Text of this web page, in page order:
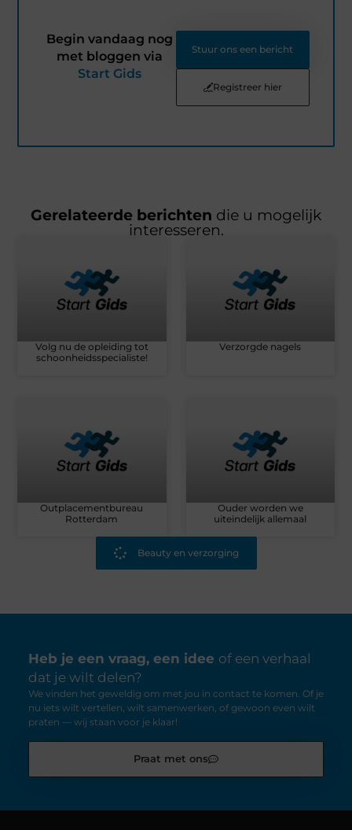
Begin vandaag nog
met bloggen via
Start Gids
Stuur ons een bericht
Registreer hier
Gerelateerde berichten die u mogelijk
interesseren.
Volg nu de opleiding tot
schoonheidsspecialiste!
Verzorgde nagels
Outplacementbureau
Rotterdam
Ouder worden we
uiteindelijk allemaal
Beauty en verzorging
Heb je een vraag, een idee of een verhaal
dat je wilt delen?
We vinden het geweldig om met jou in contact te komen. Of je
nu iets wilt vertellen, wilt samenwerken, of gewoon even wilt
praten — wij staan voor je klaar!
Praat met ons